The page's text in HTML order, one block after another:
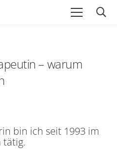
– warum
bin ich seit 1993 im
tätig.